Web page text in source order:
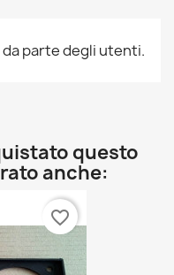
parte degli utenti.
questo
anche:
favorite_border